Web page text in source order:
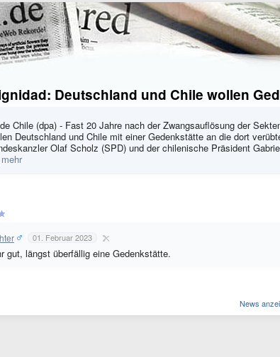
Deutschland und Chile wollen
Chile (dpa) - Fast 20 Jahre nach der Zwangsauflösung der
Deutschland und Chile mit einer Gedenkstätte an die dort
Olaf Scholz (SPD) und der chilenische Präsident
01. Februar 2023
gut, längst überfällig eine Gedenkstätte.
News